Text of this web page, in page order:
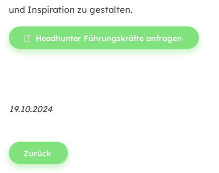
und Inspiration zu gestalten.
Headhunter Führungskräfte anfragen
19.10.2024
Zurück